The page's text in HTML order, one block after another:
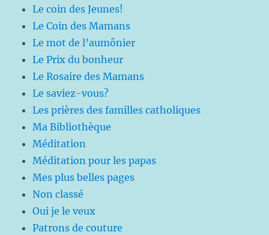
Le coin des Jeunes!
Le Coin des Mamans
Le mot de l’aumônier
Le Prix du bonheur
Le Rosaire des Mamans
Le saviez-vous?
Les prières des familles catholiques
Ma Bibliothèque
Méditation
Méditation pour les papas
Mes plus belles pages
Non classé
Oui je le veux
Patrons de couture